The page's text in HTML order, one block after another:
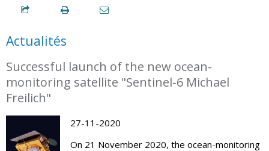
Actualités
Successful launch of the new ocean-
monitoring satellite "Sentinel-6 Michael
Freilich"
27-11-2020
On 21 November 2020, the ocean-monitoring